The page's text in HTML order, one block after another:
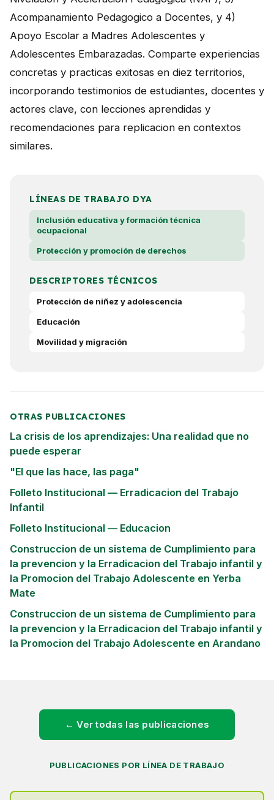
Acompanamiento Pedagogico a Docentes, y 4)
Apoyo Escolar a Madres Adolescentes y
Adolescentes Embarazadas. Comparte experiencias
concretas y practicas exitosas en diez territorios,
incorporando testimonios de estudiantes, docentes y
actores clave, con lecciones aprendidas y
recomendaciones para replicacion en contextos
similares.
LÍNEAS DE TRABAJO DYA
Inclusión educativa y formación técnica
ocupacional
Protección y promoción de derechos
DESCRIPTORES TÉCNICOS
Protección de niñez y adolescencia
Educación
Movilidad y migración
OTRAS PUBLICACIONES
La crisis de los aprendizajes: Una realidad que no
puede esperar
"El que las hace, las paga"
Folleto Institucional — Erradicacion del Trabajo
Infantil
Folleto Institucional — Educacion
Construccion de un sistema de Cumplimiento para
la prevencion y la Erradicacion del Trabajo infantil y
la Promocion del Trabajo Adolescente en Yerba
Mate
Construccion de un sistema de Cumplimiento para
la prevencion y la Erradicacion del Trabajo infantil y
la Promocion del Trabajo Adolescente en Arandano
← Ver todas las publicaciones
PUBLICACIONES POR LÍNEA DE TRABAJO